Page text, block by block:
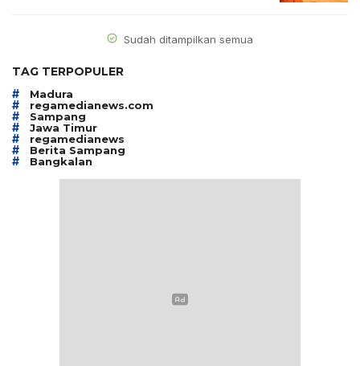
Sudah ditampilkan semua
TAG TERPOPULER
# Madura
# regamedianews.com
# Sampang
# Jawa Timur
# regamedianews
# Berita Sampang
# Bangkalan